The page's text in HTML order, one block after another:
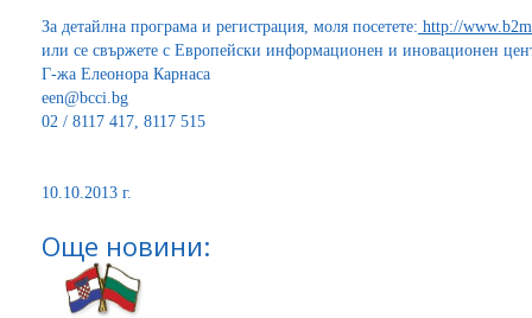
За детайлна програма и регистрация, моля посетете: http://
или се свържете с Европейски информационен и иновационен
Г-жа Елеонора Карнаса
een@bcci.bg
02 / 8117 417, 8117 515
10.10.2013 г.
Още новини: